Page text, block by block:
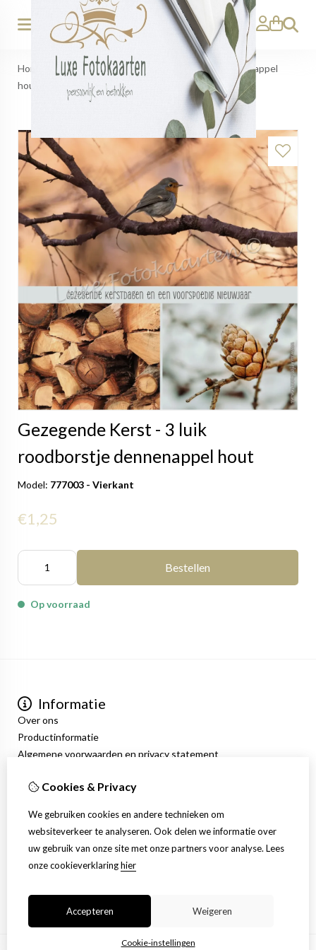
Zoeken
Home
Gezegende Kerst - 3 luik roodborstje dennenappel
hout
Gezegende Kerst - 3 luik
roodborstje dennenappel hout
Model: 777003 - Vierkant
€1,25
Bestellen
Op voorraad
Informatie
Over ons
Productinformatie
Algemene voorwaarden en privacy statement
Inloggen
Verlanglijst
Nieuwsbrief
Klantenservice
Contact
Cookies & Privacy
We gebruiken cookies en andere technieken om
websiteverkeer te analyseren. Ook delen we informatie over
uw gebruik van onze site met onze partners voor analyse. Lees
onze cookieverklaringhier
Accepteren Weigeren
Cookie-instellingen